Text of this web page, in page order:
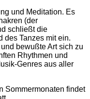
und Meditation. Es
(der
schließt die
des Tanzes mit ein.
bewußte Art sich zu
Rhythmen und
Genres aus aller
Sommermonaten findet